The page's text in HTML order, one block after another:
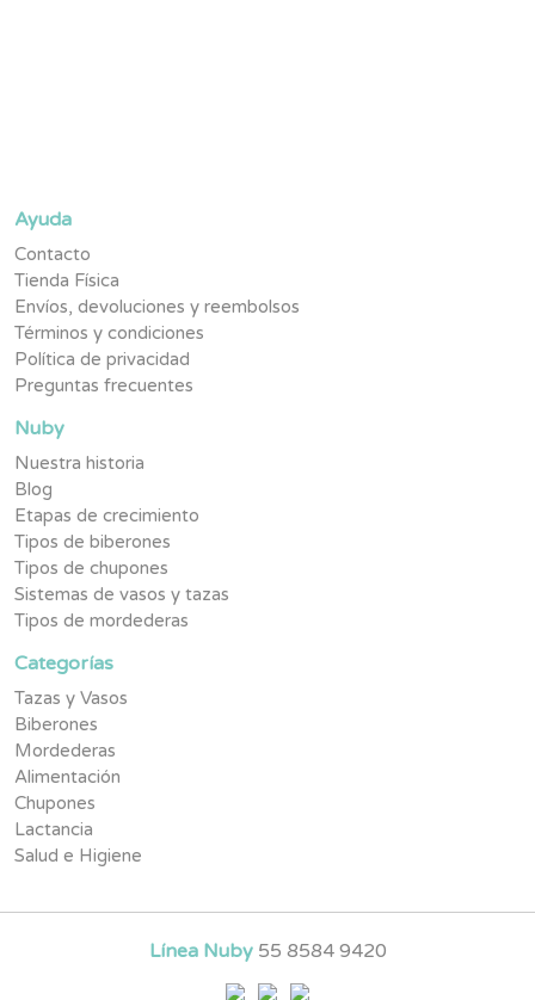
Ayuda
Contacto
Tienda Física
Envíos, devoluciones y reembolsos
Términos y condiciones
Política de privacidad
Preguntas frecuentes
Nuby
Nuestra historia
Blog
Etapas de crecimiento
Tipos de biberones
Tipos de chupones
Sistemas de vasos y tazas
Tipos de mordederas
Categorías
Tazas y Vasos
Biberones
Mordederas
Alimentación
Chupones
Lactancia
Salud e Higiene
Línea Nuby 55 8584 9420